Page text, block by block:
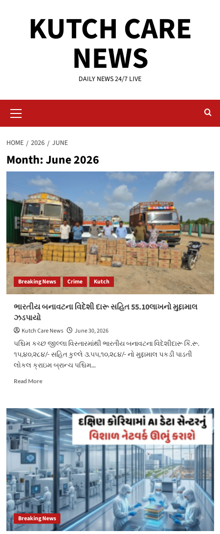
KUTCH CARE
NEWS
DAILY NEWS 24/7 LIVE
Menu
HOME 2026 JUNE
Month:June 2026
Breaking News Crime Kutch
ભારતીય બનાવટના વિદેશી દારૂ સહિત 55.10લાખનો મુદ્દામાલ
ઝડપાયો
Kutch Care News
June 30, 2026
પશ્ચિમ કચ્છ જીલ્લા વિસ્તારમાંથી ભારતીય બનાવટના વિદેશીદારૂ કિં.રૂ.
૧૫,૪૦,૨૮૪/- સહિત કુલ્લે ૩.૫૫,૧૦,૨૮૪/- નો મુદ્દામાલ પકડી પાડતી
લોકલ ક્રાઇમ બ્રાન્ચ પશ્ચિમ...
Read MoreRead
ભારતીય
બનાવટના
વિદેશી
દારૂ
સહિત
55.10લાખનો
મુદ્દામાલ
ઝડપાયો
Breaking News